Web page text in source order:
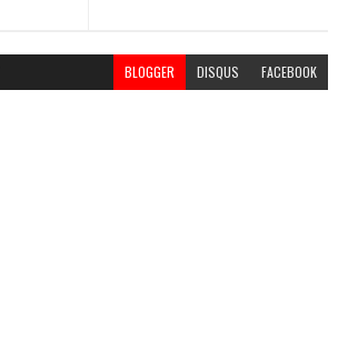
BLOGGER DISQUS FACEBOOK